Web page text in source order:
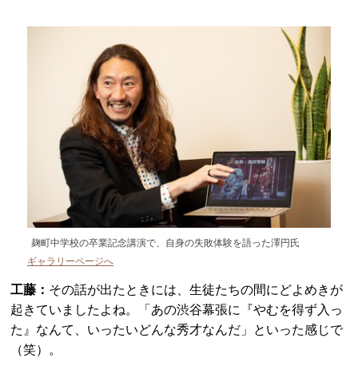
麹町中学校の卒業記念講演で、自身の失敗体験を語った澤円氏
ギャラリーページへ
工藤： その話が出たときには、生徒たちの間にどよめきが
起きていましたよね。「あの渋谷幕張に『やむを得ず入っ
た』なんて、いったいどんな秀才なんだ」といった感じで
（笑）。